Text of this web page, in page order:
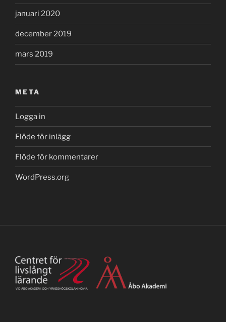
januari 2020
december 2019
mars 2019
META
Logga in
Flöde för inlägg
Flöde för kommentarer
WordPress.org